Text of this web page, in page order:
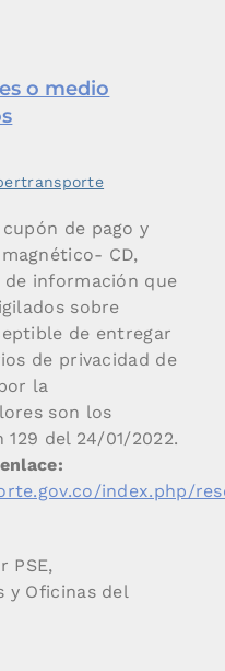
o medio
de pago y
CD,
información que
sobre
de entregar
de privacidad de
la
son los
del 24/01/2022.
index.php/
PSE,
y Oficinas del